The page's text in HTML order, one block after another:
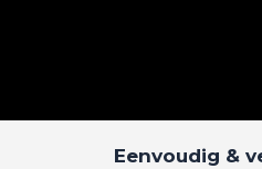
Eenvoudig &